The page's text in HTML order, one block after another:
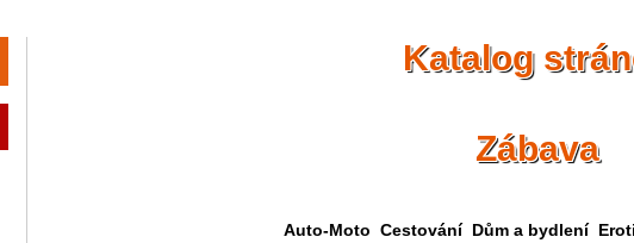
Katalog
Zábava
Auto-Moto Cestování Dům a bydlení